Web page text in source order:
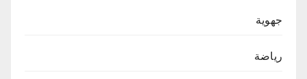
جهوية
رياضة